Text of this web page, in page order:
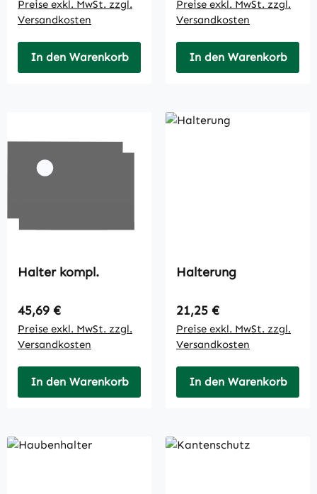
Preise exkl. MwSt. zzgl.
Versandkosten
In den Warenkorb
Preise exkl. MwSt. zzgl.
Versandkosten
In den Warenkorb
Halter kompl.
Regulärer Preis:
45,69 €
Preise exkl. MwSt. zzgl.
Versandkosten
In den Warenkorb
Halterung
Regulärer Preis:
21,25 €
Preise exkl. MwSt. zzgl.
Versandkosten
In den Warenkorb